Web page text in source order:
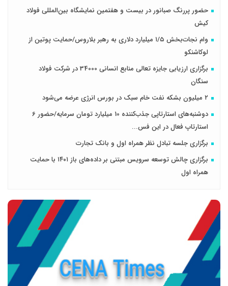
حضور پررنگ صبانور در بیست و هفتمین نمایشگاه بین‌المللی فولاد
کیش
وام نجات‌بخش ۱/۵ میلیارد دلاری به رهبر بلاروس/حمایت پوتین از
لوکاشنکو
برگزاری ارزیابی جایزه تعالی منابع انسانی 34000 در شرکت فولاد
سنگان
۲ میلیون بشکه نفت‌ خام سبک در بورس انرژی عرضه می‌شود
دوشنبه‌های استارتاپی جذب‌کننده 10 میلیارد تومان سرمایه/حضور 6
استارتاپ فعال در این فس...
برگزاری جلسه تبادل نظر همراه اول و بانک تجارت
برگزاری چالش توسعه سرویس مبتنی بر داده‌های باز ۱۴۰۱ با حمایت
همراه اول